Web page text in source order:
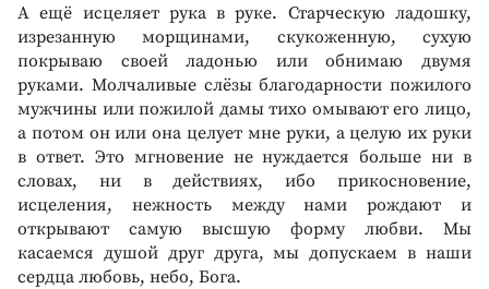
А ещё исцеляет рука в руке. Старческую ладошку,
изрезанную морщинами, скукоженную, сухую
покрываю своей ладонью или обнимаю двумя
руками. Молчаливые слёзы благодарности пожилого
мужчины или пожилой дамы тихо омывают его лицо,
а потом он или она целует мне руки, а целую их руки
в ответ. Это мгновение не нуждается больше ни в
словах, ни в действиях, ибо прикосновение,
исцеления, нежность между нами рождают и
открывают самую высшую форму любви. Мы
касаемся душой друг друга, мы допускаем в наши
сердца любовь, небо, Бога.